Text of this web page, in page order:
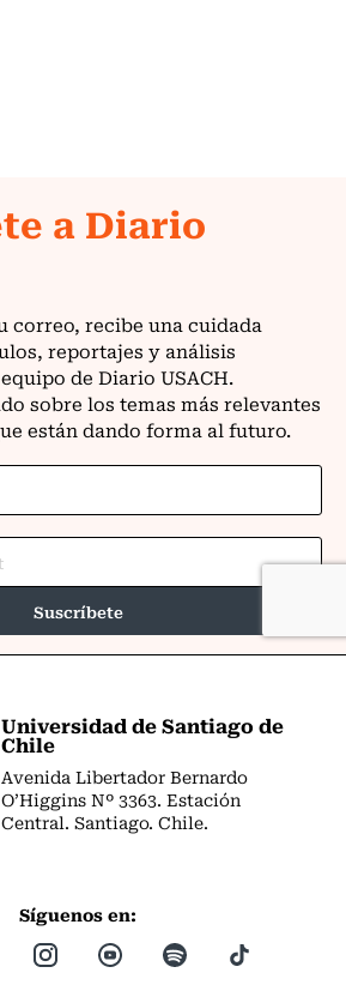
Universidad de Santiago de
Chile
Avenida Libertador Bernardo
O’Higgins Nº 3363. Estación
Central. Santiago. Chile.
Síguenos en: